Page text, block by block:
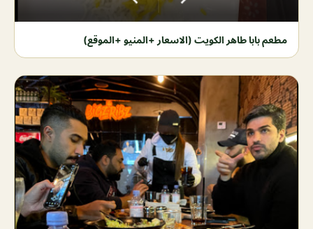
مطعم بابا طاهر الكويت (الاسعار +المنيو +الموقع)